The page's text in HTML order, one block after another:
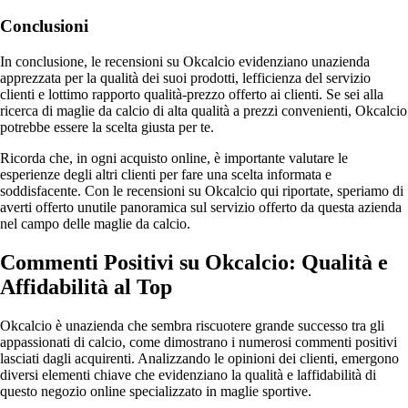
Conclusioni
In conclusione, le recensioni su Okcalcio evidenziano unazienda
apprezzata per la qualità dei suoi prodotti, lefficienza del servizio
clienti e lottimo rapporto qualità-prezzo offerto ai clienti. Se sei alla
ricerca di maglie da calcio di alta qualità a prezzi convenienti, Okcalcio
potrebbe essere la scelta giusta per te.
Ricorda che, in ogni acquisto online, è importante valutare le
esperienze degli altri clienti per fare una scelta informata e
soddisfacente. Con le recensioni su Okcalcio qui riportate, speriamo di
averti offerto unutile panoramica sul servizio offerto da questa azienda
nel campo delle maglie da calcio.
Commenti Positivi su Okcalcio: Qualità e
Affidabilità al Top
Okcalcio è unazienda che sembra riscuotere grande successo tra gli
appassionati di calcio, come dimostrano i numerosi commenti positivi
lasciati dagli acquirenti. Analizzando le opinioni dei clienti, emergono
diversi elementi chiave che evidenziano la qualità e laffidabilità di
questo negozio online specializzato in maglie sportive.